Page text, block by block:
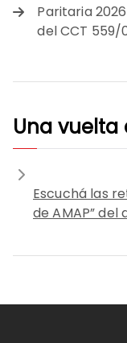
Paritaria
del CCT 559/
Una vuelta
Escuchá las
de AMAP” del